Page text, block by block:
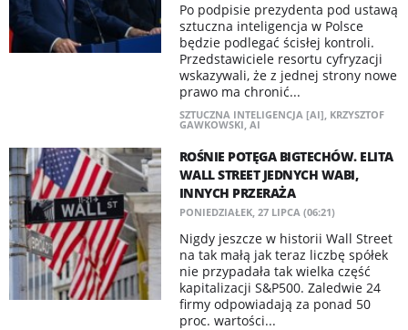
Po podpisie prezydenta pod ustawą
sztuczna inteligencja w Polsce
będzie podlegać ścisłej kontroli.
Przedstawiciele resortu cyfryzacji
wskazywali, że z jednej strony nowe
prawo ma chronić...
SZTUCZNA INTELIGENCJA [AI], KRZYSZTOF
GAWKOWSKI, AI
ROŚNIE POTĘGA BIGTECHÓW. ELITA
WALL STREET JEDNYCH WABI,
INNYCH PRZERAŻA
PONIEDZIAŁEK, 27 LIPCA (06:21)
Nigdy jeszcze w historii Wall Street
na tak małą jak teraz liczbę spółek
nie przypadała tak wielka część
kapitalizacji S&P500. Zaledwie 24
firmy odpowiadają za ponad 50
proc. wartości...